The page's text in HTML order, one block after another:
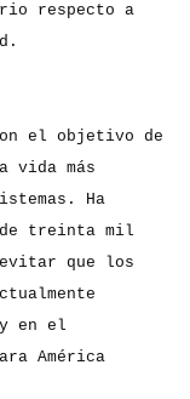
respecto a
el objetivo de
vida más
Ha
de treinta mil
que los
en el
América